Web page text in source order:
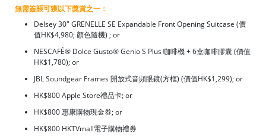
無需簽賬可獲以下獎賞之一：
Delsey 30" GRENELLE SE Expandable Front Opening Suitcase (價
值HK$4,980; 顏色隨機) ; or
NESCAFÉ® Dolce Gusto® Genio S Plus 咖啡機 + 6盒咖啡膠囊 (價值
HK$1,780); or
JBL Soundgear Frames 開放式音頻眼鏡(方框) (價值HK$1,299); or
HK$800 Apple Store禮品卡; or
HK$800 惠康購物現金券; or
HK$800 HKTVmall電子購物禮券